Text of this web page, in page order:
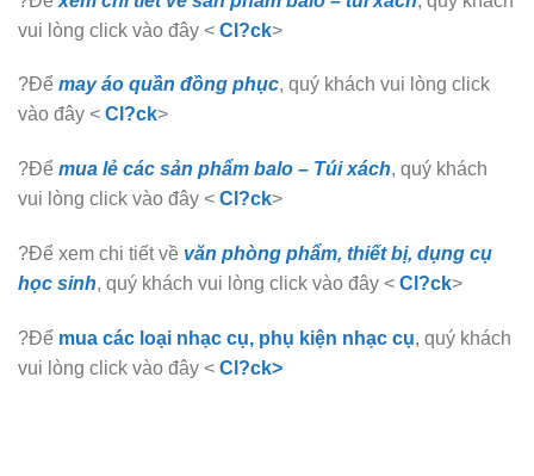
vui lòng click vào đây < Cl?ck>
?Để may áo quần đồng phục, quý khách vui lòng click
vào đây < Cl?ck>
?Để mua lẻ các sản phẩm balo – Túi xách, quý khách
vui lòng click vào đây < Cl?ck>
?Để xem chi tiết về văn phòng phẩm, thiết bị, dụng cụ
học sinh, quý khách vui lòng click vào đây < Cl?ck>
?Để mua các loại nhạc cụ, phụ kiện nhạc cụ, quý khách
vui lòng click vào đây < Cl?ck>